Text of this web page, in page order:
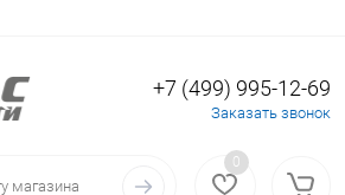
Вход Регистрация
+7 (499) 995-12-69
Заказать звонок
0